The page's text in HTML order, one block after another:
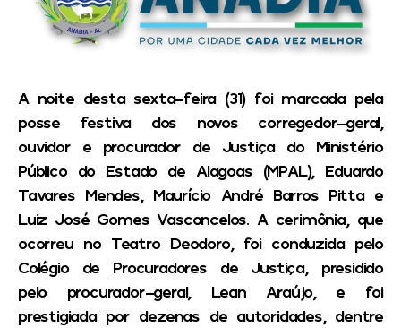
A noite desta sexta-feira (31) foi marcada pela
posse festiva dos novos corregedor-geral,
ouvidor e procurador de Justiça do Ministério
Público do Estado de Alagoas (MPAL), Eduardo
Tavares Mendes, Maurício André Barros Pitta e
Luiz José Gomes Vasconcelos. A cerimônia, que
ocorreu no Teatro Deodoro, foi conduzida pelo
Colégio de Procuradores de Justiça, presidido
pelo procurador-geral, Lean Araújo, e foi
prestigiada por dezenas de autoridades, dentre